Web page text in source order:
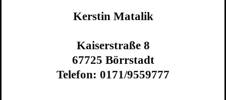
Kerstin Matalik
Kaiserstraße 8
67725 Börrstadt
Telefon: 0171/9559777